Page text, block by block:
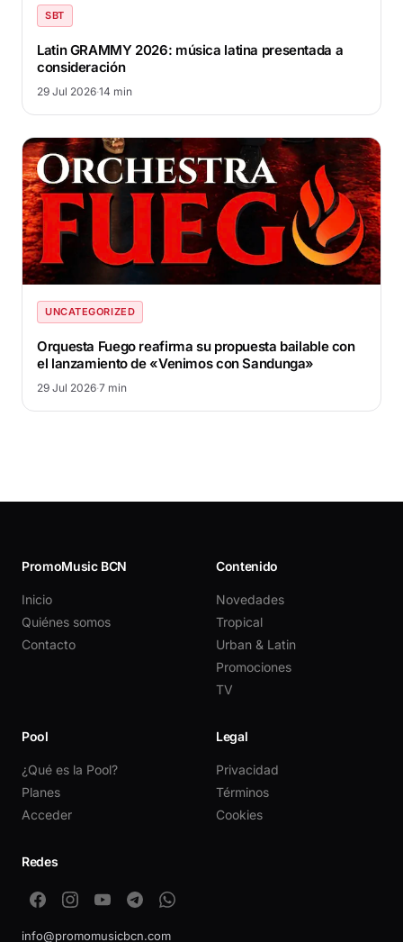
SBT
Latin GRAMMY 2026: música latina presentada a
consideración
29 Jul 2026·14 min
UNCATEGORIZED
Orquesta Fuego reafirma su propuesta bailable con
el lanzamiento de «Venimos con Sandunga»
29 Jul 2026·7 min
PromoMusic BCN
Inicio
Quiénes somos
Contacto
Contenido
Novedades
Tropical
Urban & Latin
Promociones
TV
Pool
¿Qué es la Pool?
Planes
Acceder
Legal
Privacidad
Términos
Cookies
Redes
info@promomusicbcn.com